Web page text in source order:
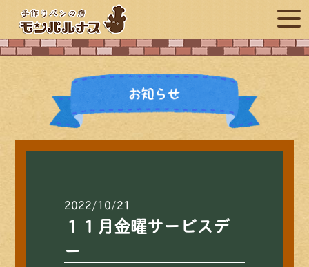
2022/10/21
１１月金曜サービスデ
ー